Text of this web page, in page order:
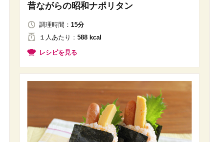
昔ながらの昭和ナポリタン
調理時間： 15分
１人 あたり ： 588 kcal
レシピを見る